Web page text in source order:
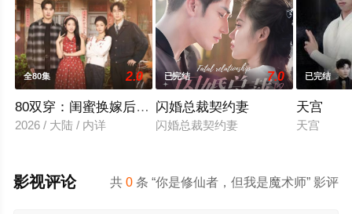
全80集 2.0
80双穿：闺蜜换嫁后赢麻了
2026 / 大陆 / 内详
已完结 7.0
闪婚总裁契约妻
闪婚总裁契约妻
已完结
天宫
天宫
共0 条 “你是修仙者，但我是魔术师” 影评
影视评论